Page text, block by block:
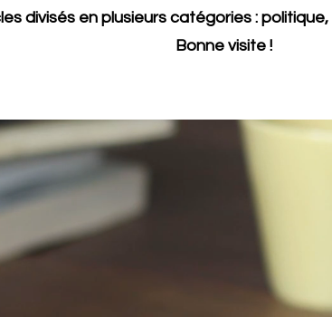
divisés en plusieurs catégories :
Bonne visite !